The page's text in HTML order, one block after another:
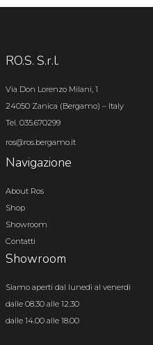
RO.S. S.r.l.
Via Don Lorenzo Milani, 1
24050 Zanica (Bergamo) – Italy
Tel. 035.670299
ros@ros.bergamo.it
Navigazione
About Ros
Shop
Showroom
Contatti
Showroom
Siamo aperti dal lunedì al venerdì
dalle 08.30 alle 12.30
dalle 14.00 alle 18.00